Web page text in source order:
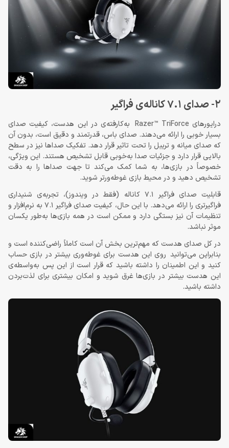
2- صدای 7.1 کاناله‌ی فراگیر
درایورهای Razer™ TriForce به‌کارفته‌ی در این هدست، کیفیت صدای
بسیار خوبی را ارائه می‌دهند. صدای باس، قدرتمند و دقیق است، بدون آن
که صدای میانه و تریبل را تحت تاثیر قرار دهد. تفکیک صداها نیز در سطح
بالایی قرار دارد و جزئیات صدا به‌خوبی قابل تشخیص هستند. این ویژگی،
خصوصاً در بازی‌ها، به شما کمک می‌کند تا جهت صداها را به دقت
تشخیص دهید و در محیط بازی غوطه‌ورتر شوید.
قابلیت صدای فراگیر 7.1 کاناله (فقط در ویندوز)، تجربه‌ی شنیداری
فراگیرتری را ارائه می‌دهد. با این حال، کیفیت صدای فراگیر 7.1 به نرم‌افزار و
تنظیمات آن نیز بستگی دارد و ممکن است در همه بازی‌ها به‌طور یکسان
موثر نباشد.
در کل صدای هدست که مهم‌ترین بخش آن است کاملاً راضی‌کننده است و
بنابراین می‌توانید روی این هدست برای غوطه‌وری بیشتر در بازی حساب
کنید و این اطمینان را داشته باشید که قرار است از این پس به‌واسطه‌ی
این هدست بیشتر در بازی‌ها غرق شوید و امکان بیشتری برای لذت‌بردن
داشته باشید.